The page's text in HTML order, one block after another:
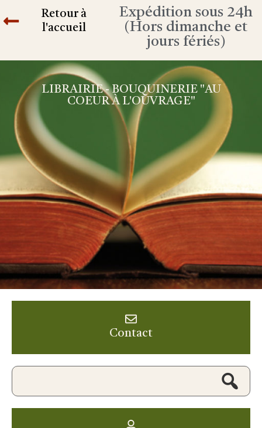
Retour à
l'accueil
Expédition sous 24h
(Hors dimanche et
jours fériés)
LIBRAIRIE - BOUQUINERIE "AU
COEUR À L'OUVRAGE"
Contact